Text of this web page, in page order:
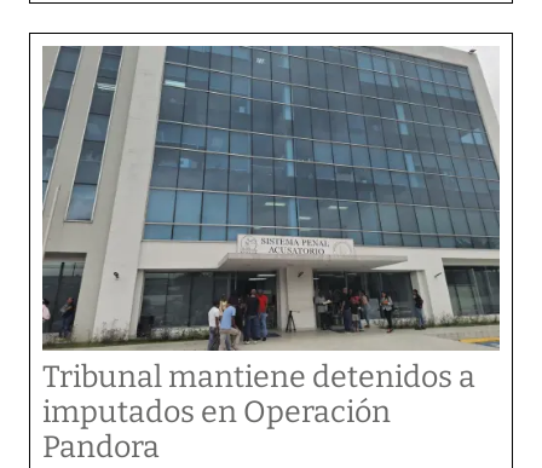
Tribunal mantiene detenidos a
imputados en Operación
Pandora